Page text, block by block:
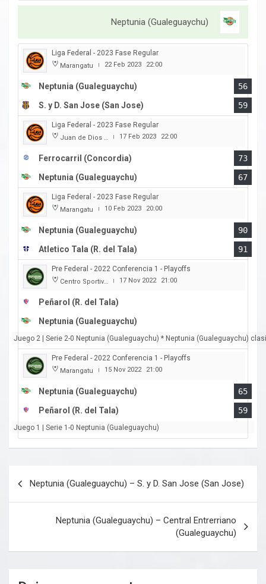
Neptunia (Gualeguaychu)
Liga Federal - 2023 Fase Regular
Marangatu | 22 Feb 2023 22:00
Neptunia (Gualeguaychu)
56
S. y D. San Jose (San Jose)
59
Liga Federal - 2023 Fase Regular
Juan de Dios Obregon | 17 Feb 2023 22:00
Ferrocarril (Concordia)
73
Neptunia (Gualeguaychu)
67
Liga Federal - 2023 Fase Regular
Marangatu | 10 Feb 2023 20:00
Neptunia (Gualeguaychu)
90
Atletico Tala (R. del Tala)
91
Pre Federal - 2022 Conferencia 1 - Playoffs
Centro Sportivo Peñarol | 17 Nov 2022 21:00
Peñarol (R. del Tala)
Neptunia (Gualeguaychu)
Juego 2 | Serie 2-0 Neptunia (Gualeguaychu) * Neptunia (Gualeguaychu)
Pre Federal - 2022 Conferencia 1 - Playoffs
Marangatu | 15 Nov 2022 21:00
Neptunia (Gualeguaychu)
65
Peñarol (R. del Tala)
59
Juego 1 | Serie 1-0 Neptunia (Gualeguaychu)
entradas
Neptunia (Gualeguaychu) – S. y D. San Jose (San Jose)
Neptunia (Gualeguaychu) – Central Entrerriano
(Gualeguaychu)